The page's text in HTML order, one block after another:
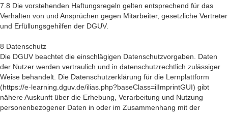
7.8 Die vorstehenden Haftungsregeln gelten entsprechend für das
Verhalten von und Ansprüchen gegen Mitarbeiter, gesetzliche Vertreter
und Erfüllungsgehilfen der DGUV.
8 Datenschutz
Die DGUV beachtet die einschlägigen Datenschutzvorgaben. Daten
der Nutzer werden vertraulich und in datenschutzrechtlich zulässiger
Weise behandelt. Die Datenschutzerklärung für die Lernplattform
(https://e-learning.dguv.de/ilias.php?baseClass=ilImprintGUI) gibt
nähere Auskunft über die Erhebung, Verarbeitung und Nutzung
personenbezogener Daten in oder im Zusammenhang mit der